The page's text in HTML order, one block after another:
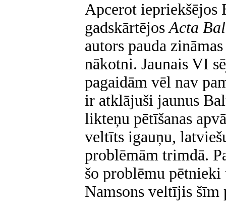
Apcerot iepriekšējos
gadskārtējosActa
autors pauda
nākotni. Jaunais VI
pagaidām vēl nav
ir atklājuši jaunus
likteņu pētīšanas
veltīts igauņu,
problēmām trimdā.
šo problēmu
Namsons veltījis šīm